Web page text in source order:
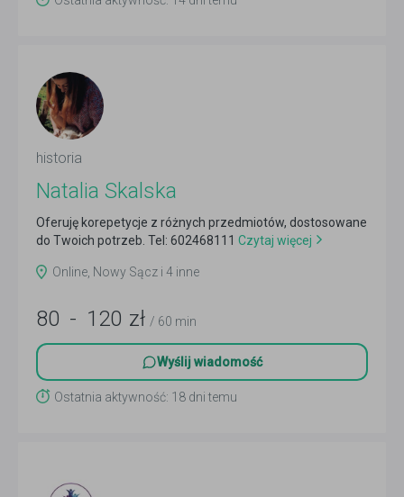
historia
Natalia Skalska
Oferuję korepetycje z różnych przedmiotów, dostosowane
do Twoich potrzeb. Tel: 602468111 Czytaj więcej
Online, Nowy Sącz i 4 inne
80 - 120 zł / 60 min
Wyślij wiadomość
Ostatnia aktywność: 18 dni temu